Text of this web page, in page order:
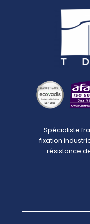
Spécialiste
fixation
résistance